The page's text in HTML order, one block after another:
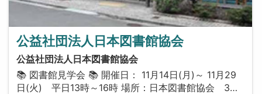
公益社団法人日本図書館協会
公益社団法人日本図書館協会
📚 図書館見学会 📚 開催日： 11月14日(月)～ 11月29
日(火) 平日13時～16時 場所：日本図書館協会 3…